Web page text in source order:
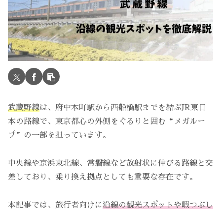
武蔵野線は、府中本町駅から西船橋駅までを結ぶJR東日
本の路線で、東京都心の外側をぐるりと囲む“メガルー
プ”の一部を担っています。
中央線や京浜東北線、常磐線など放射状に伸びる路線と交
差しており、乗り換え拠点としても重要な存在です。
本記事では、旅行者向けに沿線の観光スポットや暇つぶし